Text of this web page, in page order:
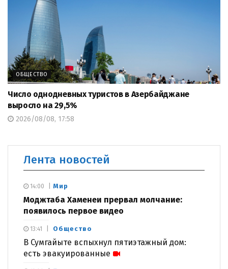
ОБЩЕСТВО
Число однодневных туристов в Азербайджане
выросло на 29,5%
2026/08/08, 17:58
Лента новостей
Мир
Моджтаба Хаменеи прервал молчание:
появилось первое видео
14:00
Общество
В Сумгайыте вспыхнул пятиэтажный дом:
есть эвакуированные
13:41